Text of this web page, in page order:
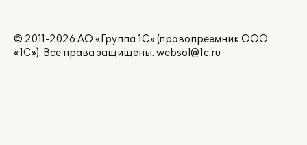
© 2011-2026 АО «Группа 1С» (правопреемник ООО
«1С»). Все права защищены. websol@1c.ru